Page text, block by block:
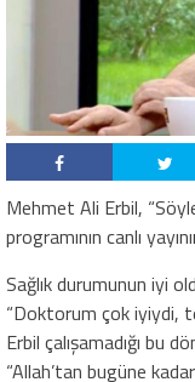
Mehmet Ali Erbil,
programının canlı
Sağlık durumunun iyi
“Doktorum çok iyiydi,
Erbil çalışamadığı bu
“Allah’tan bugüne